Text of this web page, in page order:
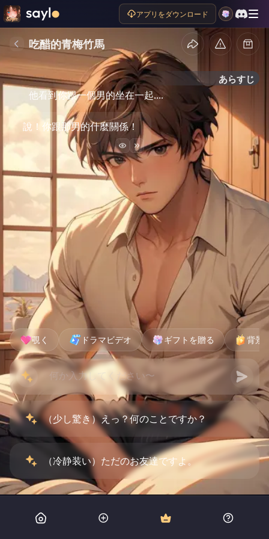
アプリをダウンロード
吃醋的青梅竹馬
あらすじ
他看到你跟一個男的坐在一起....
說！你跟那男的什麼關係！
覗く ドラマビデオ ギフトを贈る 背景
（少し驚き）えっ？何のことですか？
（冷静装い）ただのお友達ですよ。